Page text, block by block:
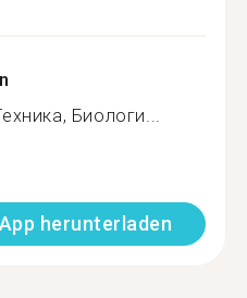
Биологи...
App herunterladen